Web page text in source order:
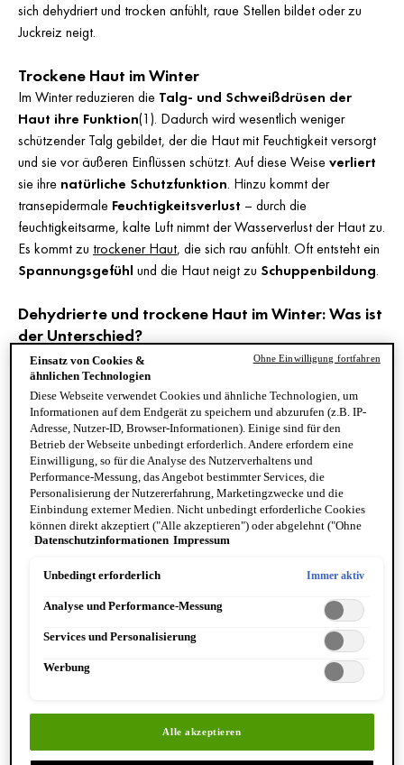
sich dehydriert und trocken anfühlt, raue Stellen bildet oder zu
Juckreiz neigt.
Trockene Haut im Winter
Im Winter reduzieren die Talg- und Schweißdrüsen der
Haut ihre Funktion(1). Dadurch wird wesentlich weniger
schützender Talg gebildet, der die Haut mit Feuchtigkeit versorgt
und sie vor äußeren Einflüssen schützt. Auf diese Weiseverliert
sie ihre natürliche Schutzfunktion. Hinzu kommt der
transepidermale Feuchtigkeitsverlust – durch die
feuchtigkeitsarme, kalte Luft nimmt der Wasserverlust der Haut zu.
Es kommt zu trockener Haut, die sich rau anfühlt. Oft entsteht ein
Spannungsgefühl und die Haut neigt zu Schuppenbildung.
Dehydrierte und trockene Haut im Winter: Was ist
der Unterschied?
Oft wird trockene Haut mit feuchtigkeitsarmer, alsodehydrierter
Haut im Wintergleichgesetzt – das ist aber strenggenommen
nicht das gleiche.Dehydrierter Hautfehlt es vorübergehend
an Feuchtigkeit – oft ausgelöst durch niedrige
Umgebungstemperaturen, wie sie im Winter vorkommen. Ein
Feuchtigkeitsmangelkann unabhängig vom Hauttyp auftreten
– also auch bei fettiger oder zuAkneneigender Haut.
Wenn es infolge der eingeschränkten Talgproduktion der Haut zu
einem Mangel an Lipiden kommt, dann spricht man von
. Die Haut verliert dadurch die Fähigkeit,
Feuchtigkeit zu speichern und trocknet aus. Trockene Haut ist ein
eigener Hauttyp, der auch unabhängig von der Jahreszeit auftritt.
Die Umweltfaktoren im Winter begünstigen die Hauttrockenheit
im Winter allerdings noch.
raue und zu Schuppenbildung
neigende Haut. Von Natur aus ist die Zellregeneration in den
Einsatz von Cookies &
ähnlichen Technologien
Diese Webseite verwendet Cookies und ähnliche Technologien, um
Informationen auf dem Endgerät zu speichern und abzurufen (z.B. IP-
Adresse, Nutzer-ID, Browser-Informationen). Einige sind für den
Betrieb der Webseite unbedingt erforderlich. Andere erfordern eine
Einwilligung, so für die Analyse des Nutzerverhaltens und
Performance-Messung, das Angebot bestimmter Services, die
Personalisierung der Nutzererfahrung, Marketingzwecke und die
Einbindung externer Medien. Nicht unbedingt erforderliche Cookies
können direkt akzeptiert ("Alle akzeptieren") oder abgelehnt ("Ohne
Einwilligung fortfahren") werden. Individuelle Anpassungen der
speichern"). Die Auswahl kann jederzeit unter dem Link "Cookie-
Datenschutzinformationen.
Datenschutzinformationen Impressum
Unbedingt erforderlich Immer aktiv
Analyse und Performance-Messung
Services und Personalisierung
Werbung
Alle akzeptieren
Ohne Einwilligung fortfahren